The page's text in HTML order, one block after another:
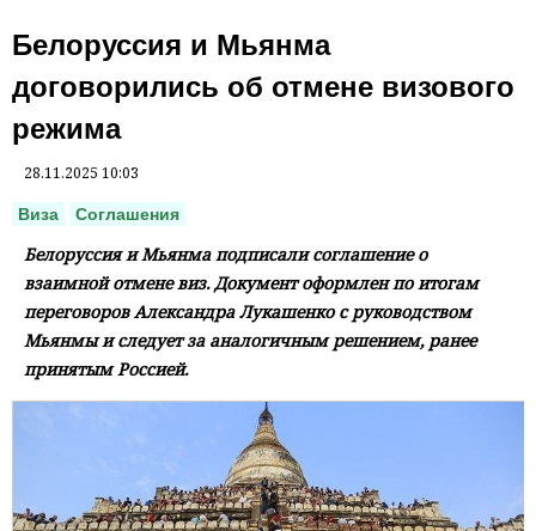
Белоруссия и Мьянма
договорились об отмене визового
режима
28.11.2025 10:03
Виза Соглашения
Белоруссия и Мьянма подписали соглашение о
взаимной отмене виз. Документ оформлен по итогам
переговоров Александра Лукашенко с руководством
Мьянмы и следует за аналогичным решением, ранее
принятым Россией.